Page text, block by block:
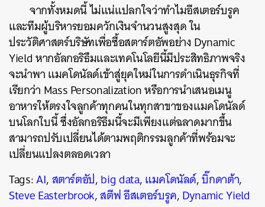
จากทั้งหมดนี้ ไม่แน่แปลกใจว่าทำไมอีสเตอร์บรูค
และทีมผู้บริหารยอมควักเงินจำนวนสูงสุด ใน
ประวัติศาสตร์บริษัทเพื่อซื้อสตาร์ตอัพอย่าง Dynamic
Yield หากอัลกอริธึมและเทคโนโลยีนี้มีประสิทธิภาพจริง
จะนำพา แมคโดนัลด์เข้าสู่ยุคใหม่ในการดำเนินธุรกิจที่
เรียกว่า Mass Personalization หรือการนำเสนอเมนู
อาหารให้ตรงใจลูกค้าทุกคนในทุกสาขาของแมคโดนัลด์
บนโลกใบนี้ ซึ่งอัลกอริธีมนี้จะมีเพียงแต่ฉลาดมากขึ้น
สามารถปรับเปลี่ยนได้ตามพฤติกรรมลูกค้าที่พร้อมจะ
เปลี่ยนแปลงตลอดเวลา
Tags:AI,สตาร์ตอัป,big data,แมคโดนัลด์,บิ๊กดาต้า,
Steve Easterbrook,สตีฟ อีสเตอร์บรูค,Dynamic Yield